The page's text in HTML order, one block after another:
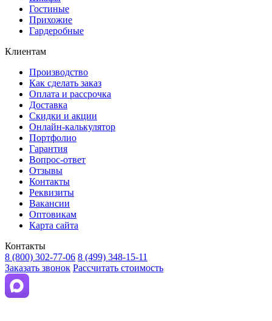
Гостиные
Прихожие
Гардеробные
Клиентам
Производство
Как сделать заказ
Оплата и рассрочка
Доставка
Скидки и акции
Онлайн-калькулятор
Портфолио
Гарантия
Вопрос-ответ
Отзывы
Контакты
Реквизиты
Вакансии
Оптовикам
Карта сайта
Контакты
8 (800) 302-77-06 8 (499) 348-15-11
Заказать звонок Рассчитать стоимость